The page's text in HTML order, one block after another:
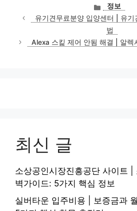
카
테
고
리
정보
유기견무료분양 입양센터 | 유기
법
Alexa 스킱 제어 안됨 해결 | 알렉
최신 글
소상공인시장진흥공단 사이트 |
벽가이드: 5가지 핵심 정보
실버타운 입주비용 | 보증금과